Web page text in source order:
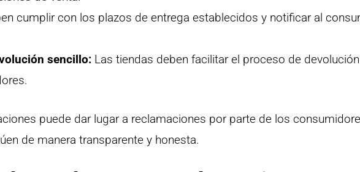
cumplir con los plazos de entrega establecidos y notificar al
sencillo: Las tiendas deben facilitar el proceso de
puede dar lugar a reclamaciones por parte de los
de manera transparente y honesta.